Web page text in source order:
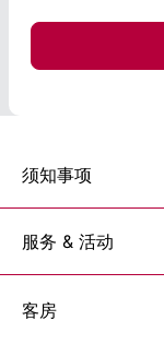
须知事项
服务 & 活动
客房